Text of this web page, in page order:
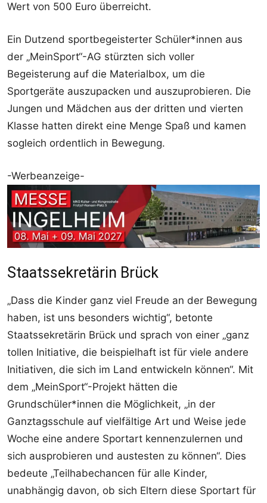
Wert von 500 Euro überreicht.
Ein Dutzend sportbegeisterter Schüler*innen aus
der „MeinSport“-AG stürzten sich voller
Begeisterung auf die Materialbox, um die
Sportgeräte auszupacken und auszuprobieren. Die
Jungen und Mädchen aus der dritten und vierten
Klasse hatten direkt eine Menge Spaß und kamen
sogleich ordentlich in Bewegung.
-Werbeanzeige-
Staatssekretärin Brück
„Dass die Kinder ganz viel Freude an der Bewegung
haben, ist uns besonders wichtig“, betonte
Staatssekretärin Brück und sprach von einer „ganz
tollen Initiative, die beispielhaft ist für viele andere
Initiativen, die sich im Land entwickeln können“. Mit
dem „MeinSport“-Projekt hätten die
Grundschüler*innen die Möglichkeit, „in der
Ganztagsschule auf vielfältige Art und Weise jede
Woche eine andere Sportart kennenzulernen und
sich ausprobieren und austesten zu können“. Dies
bedeute „Teilhabechancen für alle Kinder,
unabhängig davon, ob sich Eltern diese Sportart für